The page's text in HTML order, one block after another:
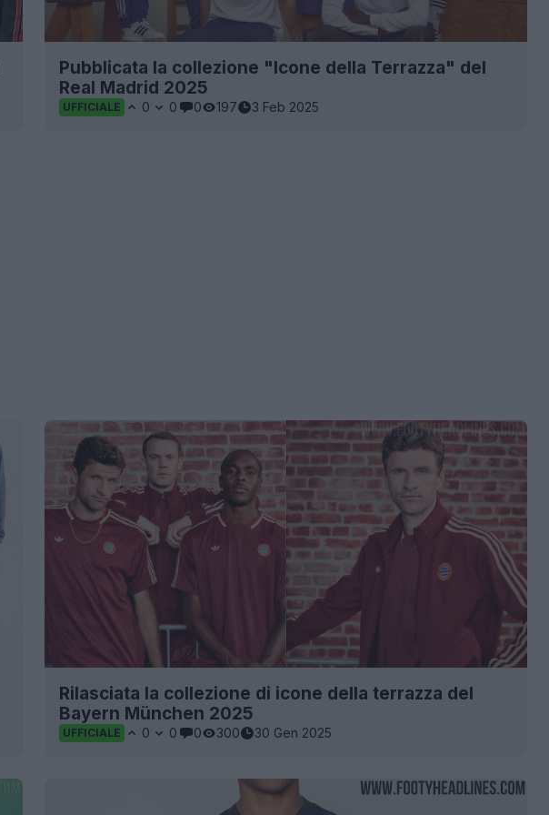
Pubblicata la collezione "Icone della Terrazza" del
Real Madrid 2025
UFFICIALE 0 0 0 197 3 Feb 2025
Rilasciata la collezione di icone della terrazza del
Bayern München 2025
UFFICIALE 0 0 0 300 30 Gen 2025